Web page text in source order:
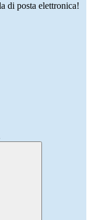
di posta elettronica!